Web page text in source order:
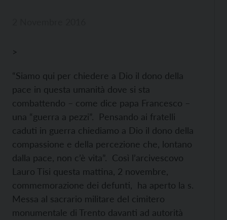
>
“Siamo qui per chiedere a Dio il dono della
pace in questa umanità dove si sta
combattendo – come dice papa Francesco –
una “guerra a pezzi”. Pensando ai fratelli
caduti in guerra chiediamo a Dio il dono della
compassione e della percezione che, lontano
dalla pace, non c’è vita”. Così l’arcivescovo
Lauro Tisi questa mattina, 2 novembre,
commemorazione dei defunti, ha aperto la s.
Messa al sacrario militare del cimitero
monumentale di Trento davanti ad autorità